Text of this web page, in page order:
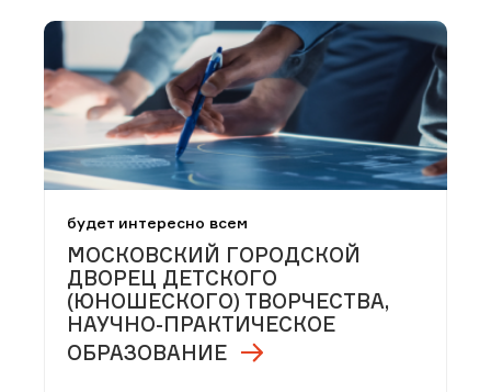
будет интересно всем
МОСКОВСКИЙ ГОРОДСКОЙ
ДВОРЕЦ ДЕТСКОГО
(ЮНОШЕСКОГО) ТВОРЧЕСТВА,
НАУЧНО-ПРАКТИЧЕСКОЕ
ОБРАЗОВАНИЕ